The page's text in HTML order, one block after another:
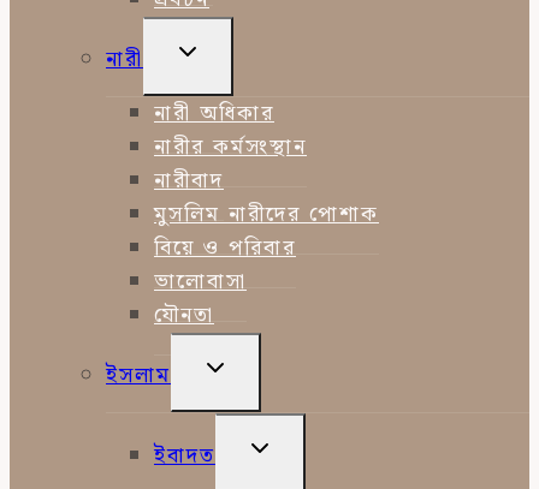
নারী
TOGGLE
MENU
নারী অধিকার
নারীর কর্মসংস্থান
নারীবাদ
মুসলিম নারীদের পোশাক
বিয়ে ও পরিবার
ভালোবাসা
যৌনতা
ইসলাম
TOGGLE
MENU
ইবাদত
TOGGLE